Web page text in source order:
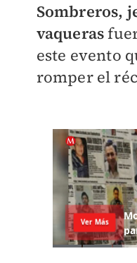
Sombreros,
vaqueras
este evento
romper el